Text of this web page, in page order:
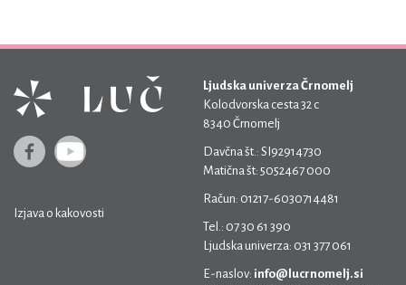
Izjava o kakovosti
Ljudska univerza Črnomelj
Kolodvorska cesta 32 c
8340 Črnomelj
Davčna št.: SI92914730
Matična št: 5052467 000
Račun: 01217-6030714481
Tel.: 07 30 61 390
Ljudska univerza: 031 377 061
E-naslov: info@lucrnomelj.si